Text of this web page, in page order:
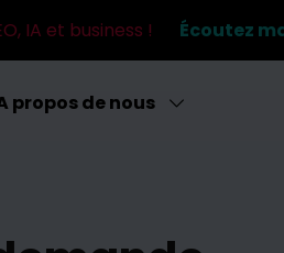
IA et business ! Écoutez
propos de nous